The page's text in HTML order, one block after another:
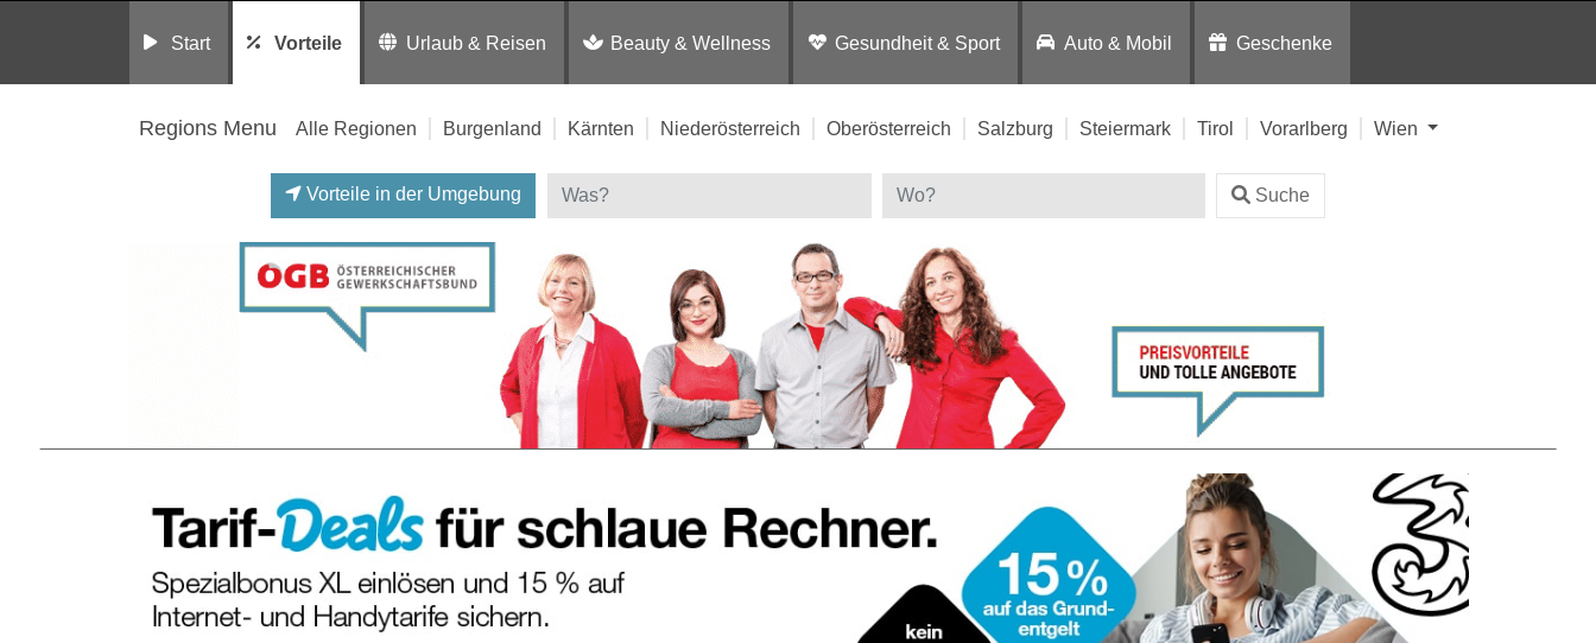
Start Vorteile Urlaub & Reisen Beauty & Wellness Gesundheit & Sport Auto & Mobil Geschenke
Regions Menu Alle Regionen Burgenland Kärnten Niederösterreich Oberösterreich Salzburg Steiermark Tirol Vorarlberg Wien
Vorteile in der Umgebung Suche